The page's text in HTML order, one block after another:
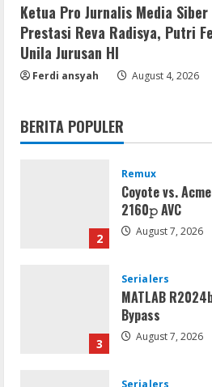
Ketua Pro Jurnalis Media
Prestasi Reva Radisya, Putri
Unila Jurusan HI
Ferdi ansyah August 4, 2026
BERITA POPULER
5 August 6, 2026
1
Serialers
FL Studio
2
Remux
Coyote vs.
2160𝚙 AVC
August 7, 2026
3
Serialers
MATLAB
Bypass
August 7, 2026
Serialers